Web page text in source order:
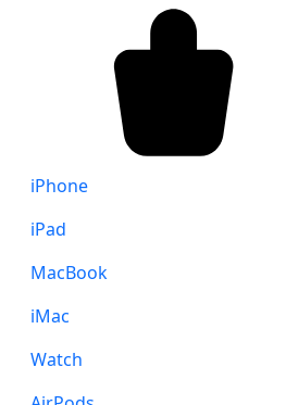
iPhone
iPad
MacBook
iMac
Watch